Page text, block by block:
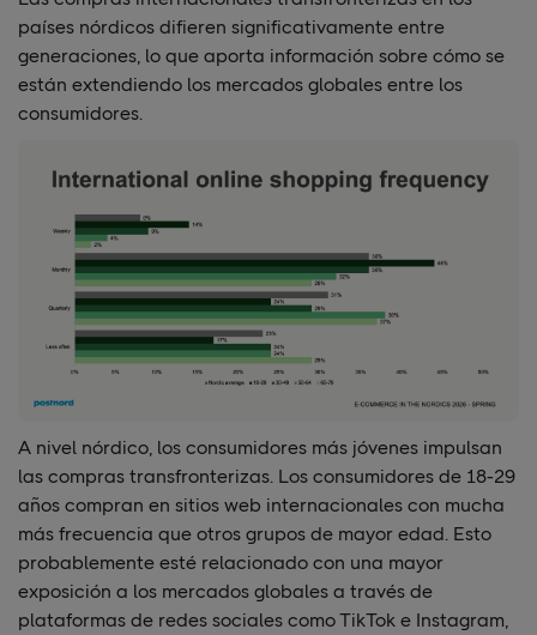
países nórdicos difieren significativamente entre
generaciones, lo que aporta información sobre cómo se
están extendiendo los mercados globales entre los
consumidores.
A nivel nórdico, los consumidores más jóvenes impulsan
las compras transfronterizas. Los consumidores de 18-29
años compran en sitios web internacionales con mucha
más frecuencia que otros grupos de mayor edad. Esto
probablemente esté relacionado con una mayor
exposición a los mercados globales a través de
plataformas de redes sociales como TikTok e Instagram,